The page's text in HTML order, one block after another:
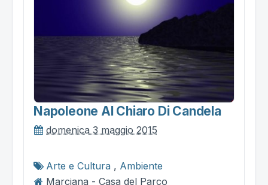
Napoleone Al Chiaro Di Candela
domenica 3 maggio 2015
Arte e Cultura , Ambiente
Marciana - Casa del Parco